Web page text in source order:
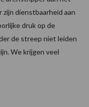
zijn dienstbaarheid aan
druk op de
de streep niet leiden
We krijgen veel